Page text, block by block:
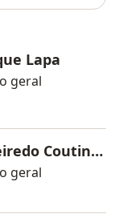
Lapa
geral
Dr. Andre Luiz De Figueiredo Coutinho
geral